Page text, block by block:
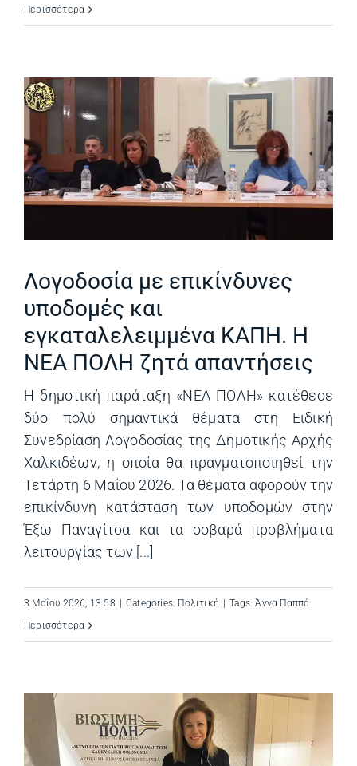
Περισσότερα
Λογοδοσία με επικίνδυνες
υποδομές και
εγκαταλελειμμένα ΚΑΠΗ. Η
ΝΕΑ ΠΟΛΗ ζητά απαντήσεις
Η δημοτική παράταξη «ΝΕΑ ΠΟΛΗ» κατέθεσε
δύο πολύ σημαντικά θέματα στη Ειδική
Συνεδρίαση Λογοδοσίας της Δημοτικής Αρχής
Χαλκιδέων, η οποία θα πραγματοποιηθεί την
Τετάρτη 6 Μαΐου 2026. Τα θέματα αφορούν την
επικίνδυνη κατάσταση των υποδομών στην
Έξω Παναγίτσα και τα σοβαρά προβλήματα
λειτουργίας των [...]
3 Μαΐου 2026, 13:58 Categories: Πολιτική Tags:Άννα Παππά
Περισσότερα